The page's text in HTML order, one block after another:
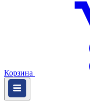
Корзина